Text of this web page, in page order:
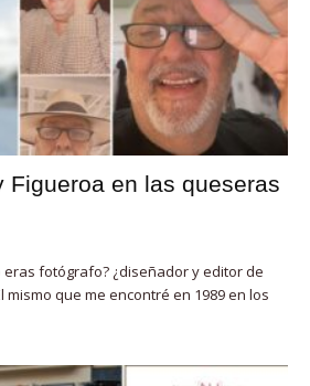
Figueroa en las queseras
eras fotógrafo? ¿diseñador y editor de
mismo que me encontré en 1989 en los